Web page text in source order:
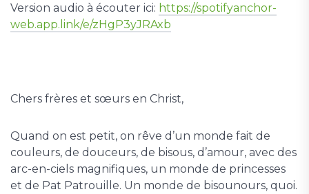
Version audio à écouter ici: https://spotifyanchor-
web.app.link/e/zHgP3yJRAxb
Chers frères et sœurs en Christ,
Quand on est petit, on rêve d’un monde fait de
couleurs, de douceurs, de bisous, d’amour, avec des
arc-en-ciels magnifiques, un monde de princesses
et de Pat Patrouille. Un monde de bisounours, quoi.